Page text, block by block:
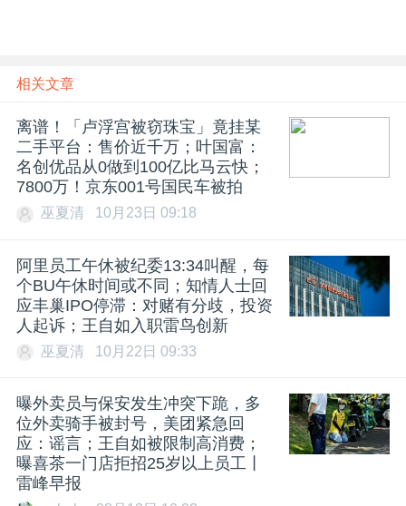
相关文章
离谱！「卢浮宫被窃珠宝」竟挂某
二手平台：售价近千万；叶国富：
名创优品从0做到100亿比马云快；
7800万！京东001号国民车被拍
巫夏清 10月23日 09:18
阿里员工午休被纪委13:34叫醒，每
个BU午休时间或不同；知情人士回
应丰巢IPO停滞：对赌有分歧，投资
人起诉；王自如入职雷鸟创新
巫夏清 10月22日 09:33
曝外卖员与保安发生冲突下跪，多
位外卖骑手被封号，美团紧急回
应：谣言；王自如被限制高消费；
曝喜茶一门店拒招25岁以上员工丨
雷峰早报